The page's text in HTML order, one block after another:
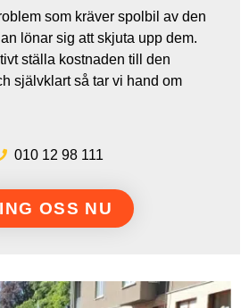
som kräver spolbil av den
lönar sig att skjuta upp dem.
ställa kostnaden till den
självklart så tar vi hand om
010 12 98 111
OSS NU